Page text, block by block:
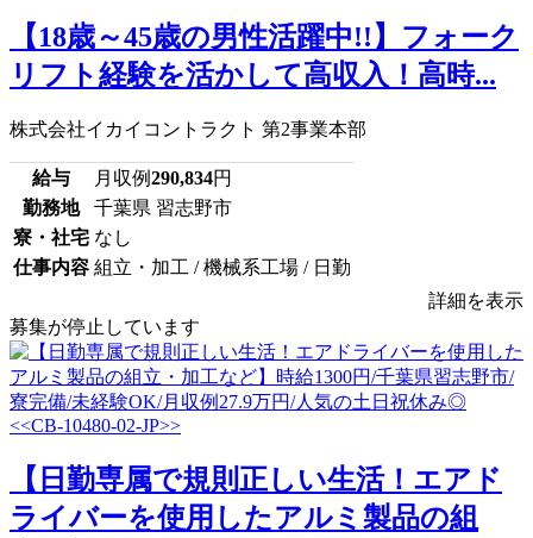
【18歳～45歳の男性活躍中!!】フォーク
リフト経験を活かして高収入！高時...
株式会社イカイコントラクト 第2事業本部
給与 月収例290,834円
勤務地
千葉県 習志野市
寮・社宅 なし
仕事内容 組立・加工 / 機械系工場 / 日勤
詳細を表示
募集が停止しています
【日勤専属で規則正しい生活！エアド
ライバーを使用したアルミ製品の組